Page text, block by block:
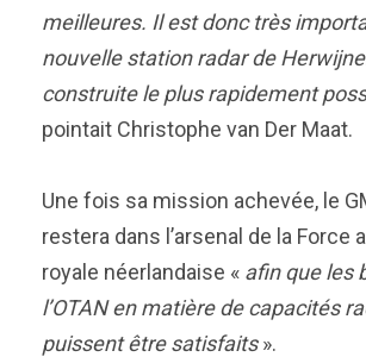
meilleures. Il est donc très
nouvelle station radar de
construite le plus rapidement
pointait Christophe van Der Maat.
Une fois sa mission achevée, le
restera dans l’arsenal de la Force
royale néerlandaise « afin que les
l’OTAN en matière de capacités
puissent être satisfaits».